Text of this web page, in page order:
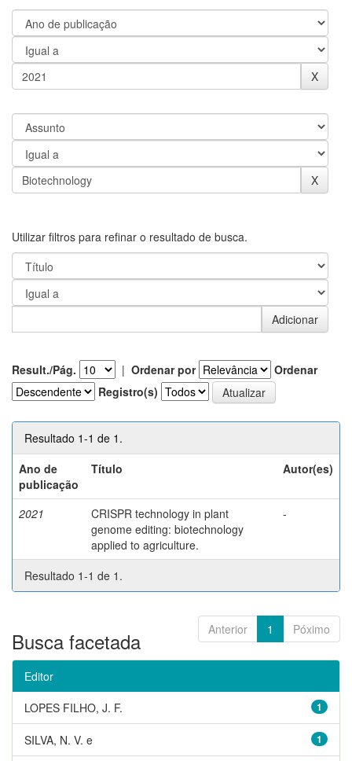
Utilizar filtros para refinar o resultado de busca.
Result./Pág. | Ordenar por
Ordenar
Registro(s)
Resultado 1-1 de 1.
Ano de
publicação
Título Autor(es)
2021
CRISPR technology in plant
genome editing: biotechnology
applied to agriculture.
-
Resultado 1-1 de 1.
Anterior 1 Póximo
Busca facetada
Editor
1
LOPES FILHO, J. F.
1
SILVA, N. V. e